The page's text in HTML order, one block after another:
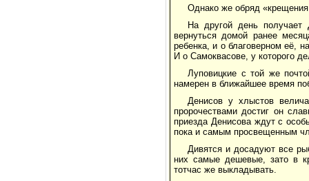
Однако же обряд
На другой день
вернуться домой ранее
ребенка, и о благоверном её,
И о Самоквасове, у которого
Луповицкие с той же
намерен в ближайшее время
Денисов у хлыстов
пророчествами достиг он
приезда Денисова ждут с
пока и самым просвещенным
Дивятся и досадуют все
них самые дешевые, зато в
тотчас же выкладывать.